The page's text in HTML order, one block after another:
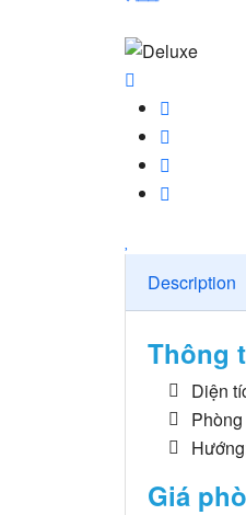
Description
Thông
Diện
Giá